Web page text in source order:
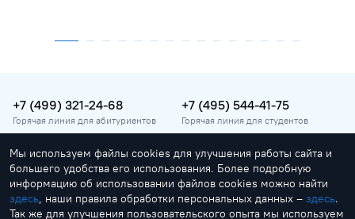
+7 (499) 321-24-68
Горячая линия для абитуриентов
+7 (495) 544-41-75
Горячая линия для студентов
vopros@rosnou.ru
Горячая линия для абитуриентов
Москва, улица Радио, 22
Мы используем файлы cookies для улучшения работы сайта и
большего удобства его использования. Более подробную
информацию об использовании файлов cookies можно найти
здесь, наши правила обработки персональных данных – здесь.
Так же для улучшения пользовательского опыта мы используем